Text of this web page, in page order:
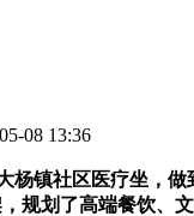
08 13:36
社区医疗坐，做
规划了高端餐饮